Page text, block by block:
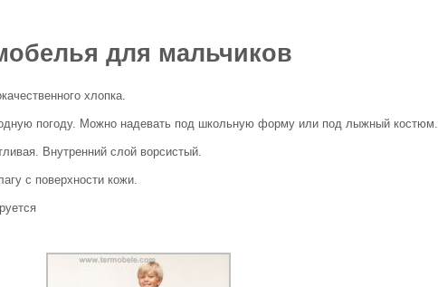
для мальчиков
хлопка.
погоду. Можно надевать под школьную форму или под лыжный костюм.
Внутренний слой ворсистый.
с поверхности кожи.